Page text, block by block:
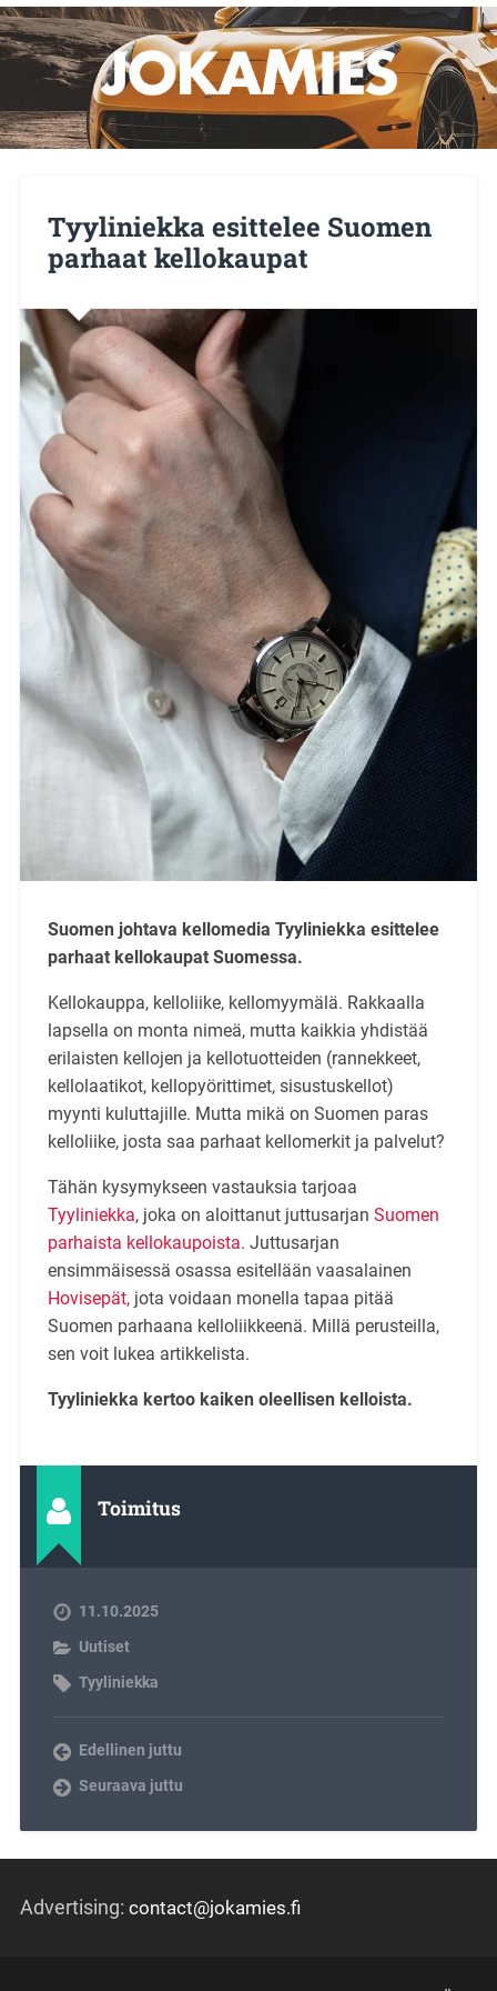
Tyyliniekka esittelee Suomen
parhaat kellokaupat
Suomen johtava kellomedia Tyyliniekka esittelee
parhaat kellokaupat Suomessa.
Kellokauppa, kelloliike, kellomyymälä. Rakkaalla
lapsella on monta nimeä, mutta kaikkia yhdistää
erilaisten kellojen ja kellotuotteiden (rannekkeet,
kellolaatikot, kellopyörittimet, sisustuskellot)
myynti kuluttajille. Mutta mikä on Suomen paras
kelloliike, josta saa parhaat kellomerkit ja palvelut?
Tähän kysymykseen vastauksia tarjoaa
Tyyliniekka, joka on aloittanut juttusarjan Suomen
parhaista kellokaupoista. Juttusarjan
ensimmäisessä osassa esitellään vaasalainen
Hovisepät,jota voidaan monella tapaa pitää
Suomen parhaana kelloliikkeenä. Millä perusteilla,
sen voit lukea artikkelista.
Tyyliniekka kertoo kaiken oleellisen kelloista.
Toimitus
11.10.2025
Uutiset
Tyyliniekka
Edellinen juttu
Seuraava juttu
Advertising: contact@jokamies.fi